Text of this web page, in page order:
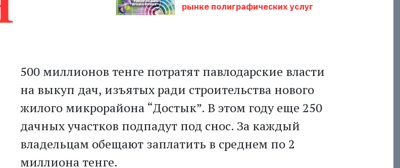
рынке полиграфических услуг
500 миллионов тенге потратят павлодарские власти
на выкуп дач, изъятых ради строительства нового
жилого микрорайона “Достык”. В этом году еще 250
дачных участков подпадут под снос. За каждый
владельцам обещают заплатить в среднем по 2
миллиона тенге.